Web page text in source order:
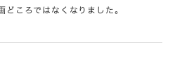
どころではなくなりました。